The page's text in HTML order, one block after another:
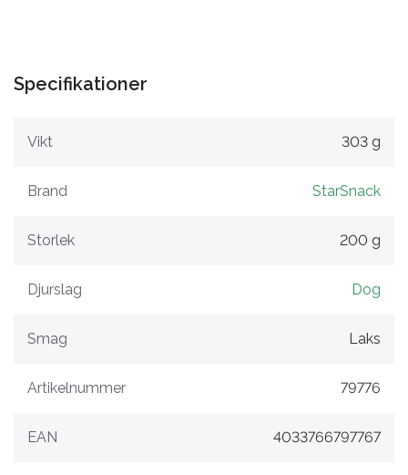
Specifikationer
Vikt 303 g
Brand StarSnack
Storlek 200 g
Djurslag Dog
Smag Laks
Artikelnummer 79776
EAN 4033766797767